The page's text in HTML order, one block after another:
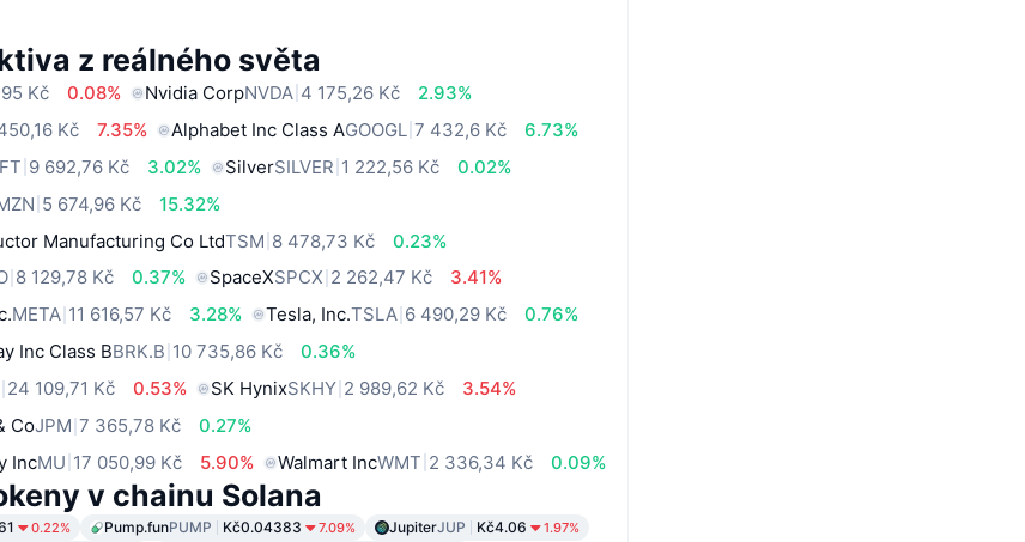
z reálného světa
Kč 0.08% Nvidia CorpNVDA 4 175,26 Kč
2.93%
Kč 7.35% Alphabet Inc Class AGOOGL 7 432,6 Kč
6.73%
9 692,76 Kč 3.02% SilverSILVER 1 222,56 Kč
0.02%
5 674,96 Kč
15.32%
Manufacturing Co LtdTSM 8 478,73 Kč
0.23%
8 129,78 Kč 0.37% SpaceXSPCX 2 262,47 Kč
3.41%
META 11 616,57 Kč 3.28% Tesla, Inc.TSLA 6 490,29 Kč
0.76%
Inc Class BBRK.B 10 735,86 Kč
0.36%
24 109,71 Kč 0.53% SK HynixSKHY 2 989,62 Kč
3.54%
CoJPM 7 365,78 Kč
0.27%
IncMU 17 050,99 Kč 5.90% Walmart IncWMT 2 336,34 Kč 0.09%
v chainu Solana
0.22% Pump.funPUMP Kč0.04383 7.09% JupiterJUP Kč4.06 1.97%